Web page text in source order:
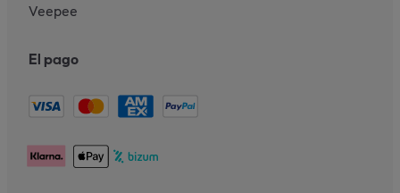
Veepee
El pago